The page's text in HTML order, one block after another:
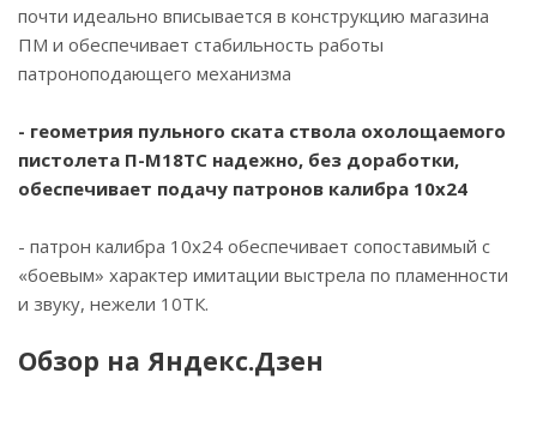
почти идеально вписывается в конструкцию магазина
ПМ и обеспечивает стабильность работы
патроноподающего механизма
- геометрия пульного ската ствола охолощаемого
пистолета П-М18ТС надежно, без доработки,
обеспечивает подачу патронов калибра 10х24
- патрон калибра 10х24 обеспечивает сопоставимый с
«боевым» характер имитации выстрела по пламенности
и звуку, нежели 10ТК.
Обзор на Яндекс.Дзен